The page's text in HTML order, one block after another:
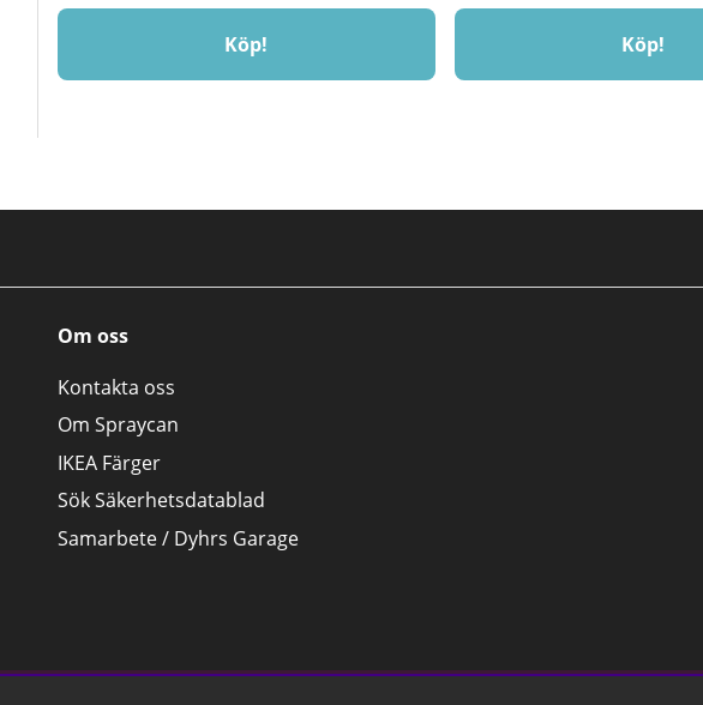
Köp! Köp!
Om oss
Kontakta oss
Om Spraycan
IKEA Färger
Sök Säkerhetsdatablad
Samarbete / Dyhrs Garage